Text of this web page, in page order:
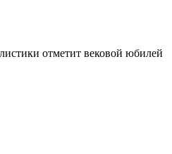
отметит вековой юбилей